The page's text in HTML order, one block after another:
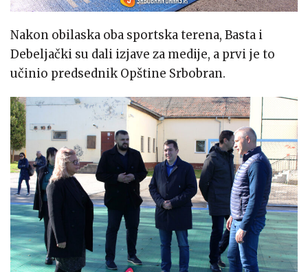
Nakon obilaska oba sportska terena, Basta i
Debeljački su dali izjave za medije, a prvi je to
učinio predsednik Opštine Srbobran.